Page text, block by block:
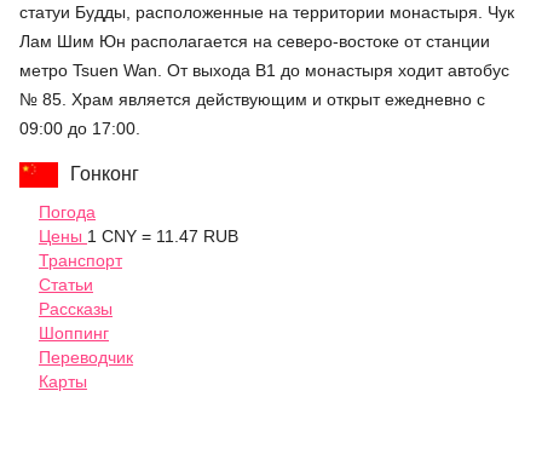
статуи Будды, расположенные на территории монастыря. Чук
Лам Шим Юн располагается на северо-востоке от станции
метро Tsuen Wan. От выхода B1 до монастыря ходит автобус
№ 85. Храм является действующим и открыт ежедневно с
09:00 до 17:00.
Гонконг
Погода
Цены 1 CNY = 11.47 RUB
Транспорт
Статьи
Рассказы
Шоппинг
Переводчик
Карты